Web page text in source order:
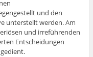
und den
unterstellt werden. Am
und irreführenden
Entscheidungen